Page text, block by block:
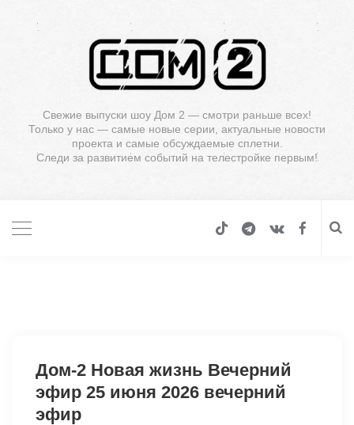
Свежие выпуски шоу Дом 2 — смотри раньше всех!
Только у нас — самые новые серии, актуальные новости
проекта и самые обсуждаемые сплетни.
Следи за развитием событий на телестройке первым!
Дом-2 Новая жизнь Вечерний
эфир 25 июня 2026 вечерний
эфир